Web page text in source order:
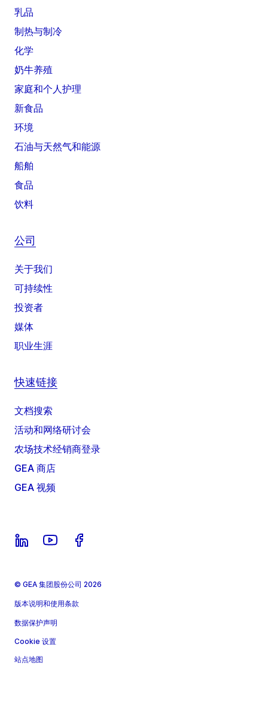
乳品
制热与制冷
化学
奶牛养殖
家庭和个人护理
新食品
环境
石油与天然气和能源
船舶
食品
饮料
公司
关于我们
可持续性
投资者
媒体
职业生涯
快速链接
文档搜索
活动和网络研讨会
农场技术经销商登录
GEA 商店
GEA 视频
© GEA 集团股份公司 2026
版本说明和使用条款
数据保护声明
Cookie 设置
站点地图